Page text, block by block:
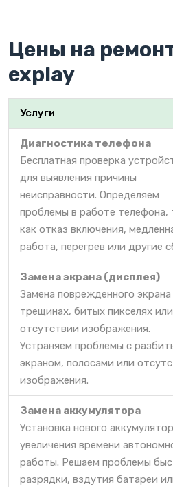
Цены на
explay
Услуги
Диагностика телефона
Бесплатная проверка
для выявления причины
неисправности. Определяем
проблемы в работе телефона,
как отказ включения,
работа, перегрев или другие
Замена экрана (дисплея)
Замена поврежденного экрана
трещинах, битых пикселях или
отсутствии изображения.
Устраняем проблемы с
экраном, полосами или
изображения.
Замена аккумулятора
Установка нового
увеличения времени
работы. Решаем проблемы
разрядки, вздутия батареи